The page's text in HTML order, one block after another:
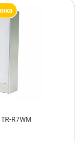
R7WM